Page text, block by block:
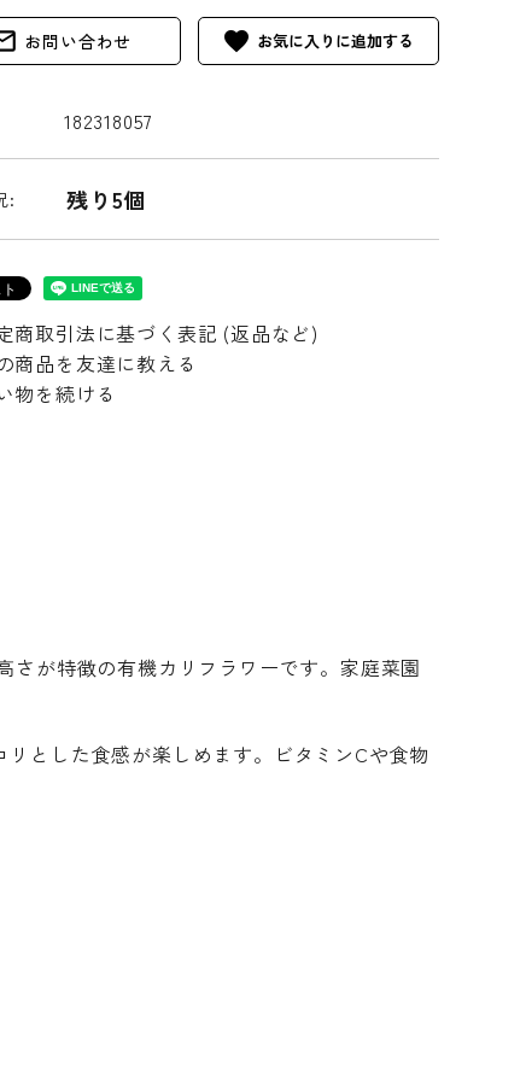
お問い合わせ favorite
182318057
: 残り5個
商取引法に基づく表記 (返品など)
商品を友達に教える
物を続ける
さが特徴の有機カリフラワーです。家庭菜園
とした食感が楽しめます。ビタミンCや食物